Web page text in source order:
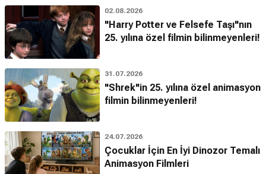
02.08.2026
"Harry Potter ve Felsefe Taşı"nın
25. yılına özel filmin bilinmeyenleri!
31.07.2026
"Shrek"in 25. yılına özel animasyon
filmin bilinmeyenleri!
24.07.2026
Çocuklar İçin En İyi Dinozor Temalı
Animasyon Filmleri